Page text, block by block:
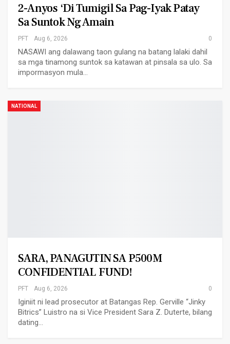
2-Anyos ‘di Tumigil Sa Pag-Iyak Patay
Sa Suntok Ng Amain
PFT Aug 6, 2026 0
NASAWI ang dalawang taon gulang na batang lalaki dahil
sa mga tinamong suntok sa katawan at pinsala sa ulo. Sa
impormasyon mula…
NATIONAL
SARA, PANAGUTIN SA P500M
CONFIDENTIAL FUND!
PFT Aug 6, 2026 0
Iginiit ni lead prosecutor at Batangas Rep. Gerville “Jinky
Bitrics” Luistro na si Vice President Sara Z. Duterte, bilang
dating…